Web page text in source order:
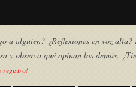
a alguien? ¿Reflexiones en voz
y observa qué opinan los demás.
registro!